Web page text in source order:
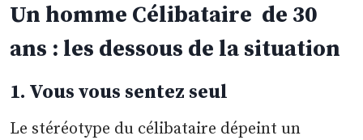
Un homme Célibataire de 30
ans : les dessous de la situation
1. Vous vous sentez seul
Le stéréotype du célibataire dépeint un